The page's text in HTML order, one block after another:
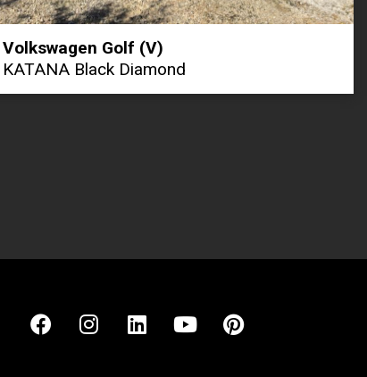
Volkswagen Golf (V)
KATANA Black Diamond